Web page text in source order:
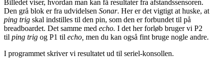
Billedet viser, hvordan man kan få resultater fra afstandssensoren.
Den grå blok er fra udvidelsen Sonar. Her er det vigtigt at huske, at
ping trig skal indstilles til den pin, som den er forbundet til på
breadboardet. Det samme med echo. I det her forløb bruger vi P2
til ping trig og P1 til echo, men du kan også fint bruge nogle andre.
I programmet skriver vi resultatet ud til seriel-konsollen.